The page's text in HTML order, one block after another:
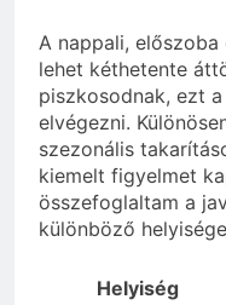
A nappali,
lehet kéthetente
piszkosodnak, ezt
elvégezni.
szezonális
kiemelt figyelmet
összefoglaltam a
különböző
Helyiség